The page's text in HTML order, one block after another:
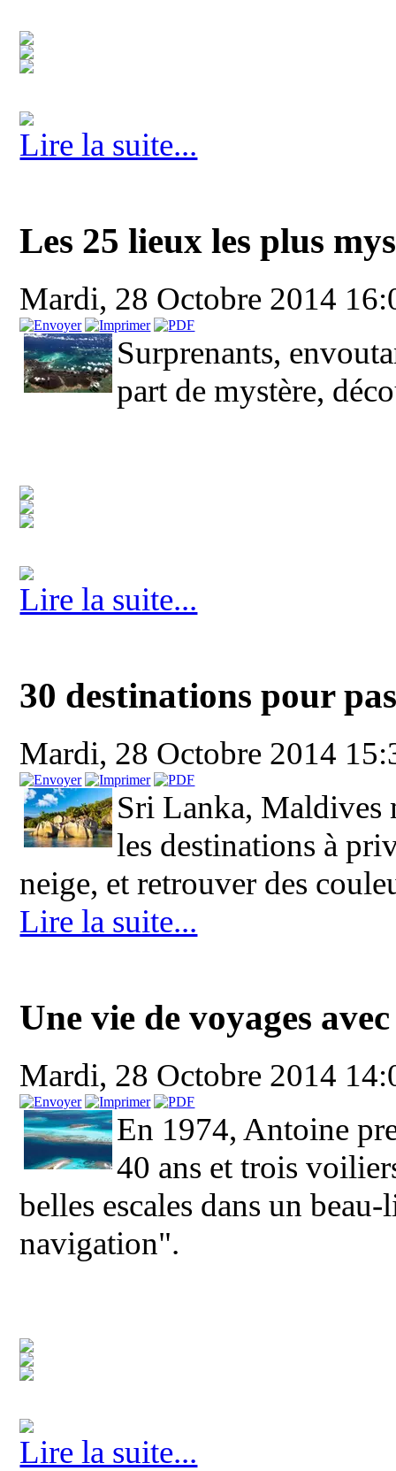
Lire la suite...
Les 25 lieux les plus
Mardi, 28 Octobre 2014
Surprenants,
part de mystère,
Lire la suite...
30 destinations pour
Mardi, 28 Octobre 2014
Sri Lanka, Maldives
les destinations à
neige, et retrouver des
Lire la suite...
Une vie de voyages
Mardi, 28 Octobre 2014
En 1974, Antoine
40 ans et trois
belles escales dans un
navigation".
Lire la suite...